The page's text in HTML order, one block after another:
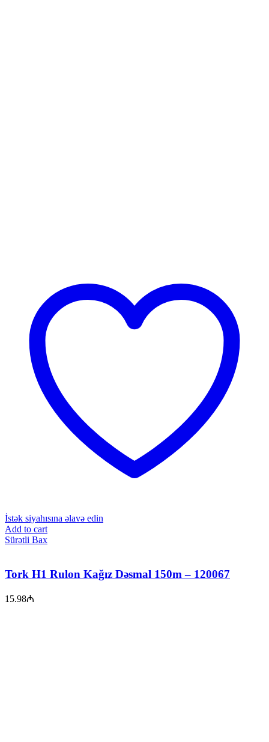
İstək siyahısına əlavə edin
Add to cart
Sürətli Bax
Tork H1 Rulon Kağız Dəsmal 150m – 120067
15.98₼